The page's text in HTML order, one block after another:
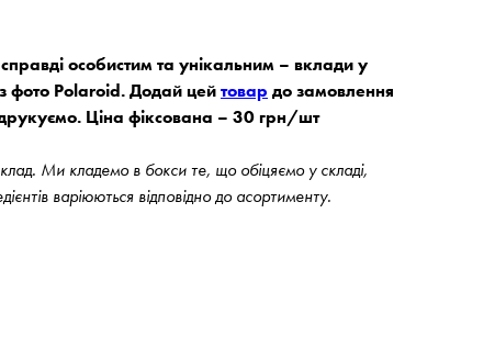
особистим та унікальним – вклади у
фото Polaroid. Додай цейтовар до замовлення
Ціна фіксована – 30 грн/шт
Ми кладемо в бокси те, що обіцяємо у складі,
варіюються відповідно до асортименту.